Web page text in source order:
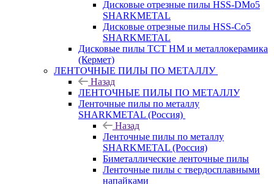
Дисковые отрезные пилы HSS-DMo5
SHARKMETAL
Дисковые отрезные пилы HSS-Co5
SHARKMETAL
Дисковые пилы ТСТ НМ и металлокерамика
(Кермет)
ЛЕНТОЧНЫЕ ПИЛЫ ПО МЕТАЛЛУ
Назад
ЛЕНТОЧНЫЕ ПИЛЫ ПО МЕТАЛЛУ
Ленточные пилы по металлу
SHARKMETAL (Россия)
Назад
Ленточные пилы по металлу
SHARKMETAL (Россия)
Биметаллические ленточные пилы
Ленточные пилы с твердосплавными
напайками